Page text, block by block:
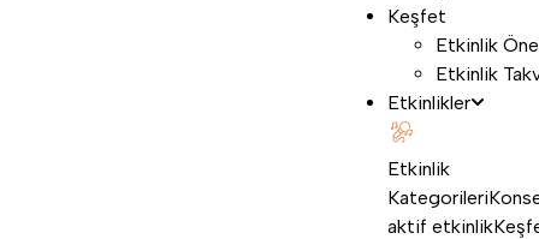
Keşfet
Etkinlik
Etkinlik
Etkinlikler
Etkinlik
Kategorileri
aktif etkinlik